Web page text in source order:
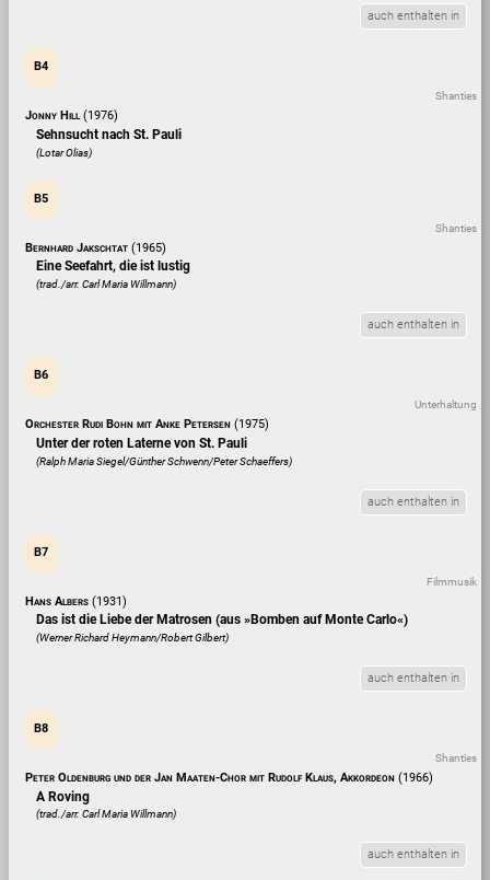
auch enthalten in
B4
Shanties
Jonny Hill(1976)
Sehnsucht nach St. Pauli
(Lotar Olias)
B5
Shanties
Bernhard Jakschtat (1965)
Eine Seefahrt, die ist lustig
(trad./arr. Carl Maria Willmann)
auch enthalten in
B6
Unterhaltung
Orchester Rudi Bohn mit Anke Petersen (1975)
Unter der roten Laterne von St. Pauli
(Ralph Maria Siegel/Günther Schwenn/Peter Schaeffers)
auch enthalten in
B7
Filmmusik
Hans Albers (1931)
Das ist die Liebe der Matrosen (aus »Bomben auf Monte Carlo«)
(Werner Richard Heymann/Robert Gilbert)
auch enthalten in
B8
Shanties
Peter Oldenburg und der Jan Maaten-Chor mit Rudolf Klaus, Akkordeon (1966)
A Roving
(trad./arr. Carl Maria Willmann)
auch enthalten in